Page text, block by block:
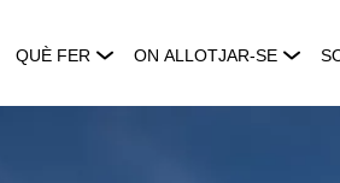
QUÈ FER ON ALLOTJAR-SE